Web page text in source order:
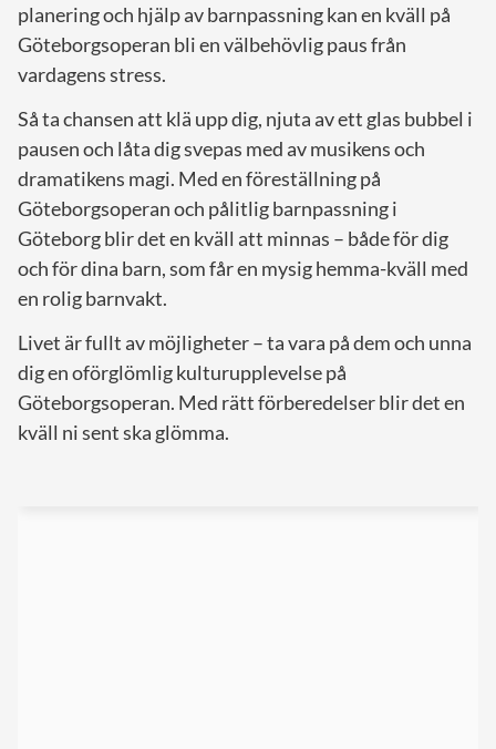
planering och hjälp av barnpassning kan en kväll på
Göteborgsoperan bli en välbehövlig paus från
vardagens stress.
Så ta chansen att klä upp dig, njuta av ett glas bubbel i
pausen och låta dig svepas med av musikens och
dramatikens magi. Med en föreställning på
Göteborgsoperan och pålitlig barnpassning i
Göteborg blir det en kväll att minnas – både för dig
och för dina barn, som får en mysig hemma-kväll med
en rolig barnvakt.
Livet är fullt av möjligheter – ta vara på dem och unna
dig en oförglömlig kulturupplevelse på
Göteborgsoperan. Med rätt förberedelser blir det en
kväll ni sent ska glömma.